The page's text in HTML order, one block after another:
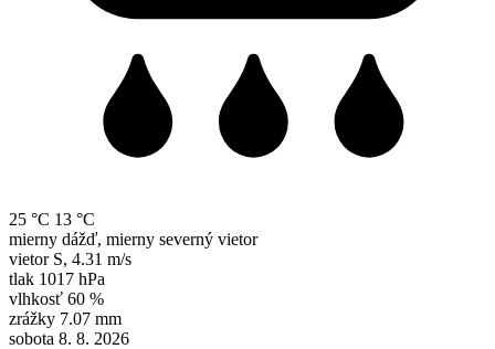
25 °C 13 °C
mierny dážď, mierny severný vietor
vietor S, 4.31 m/s
tlak 1017 hPa
vlhkosť 60 %
zrážky 7.07 mm
sobota 8. 8. 2026